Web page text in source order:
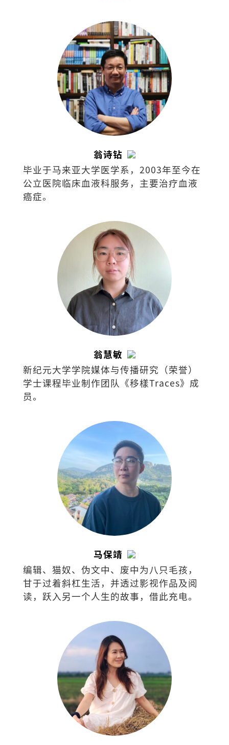
和马来西亚儿童安宁疗护协会创办人兼主
翁诗钻
毕业于马来亚大学医学系，2003年至今在
公立医院临床血液科服务，主要治疗血液
癌症。
翁慧敏
新纪元大学学院媒体与传播研究（荣誉）
学士课程毕业制作团队《移樣Traces》成
员。
马保靖
编辑、猫奴、伪文中、废中为八只毛孩，
甘于过着斜杠生活，并透过影视作品及阅
读，跃入另一个人生的故事，借此充电。